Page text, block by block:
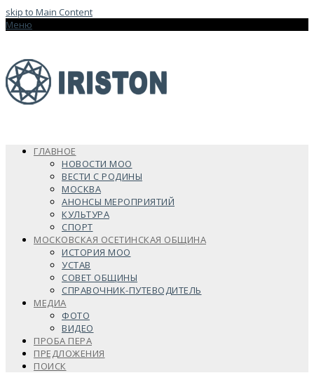
skip to Main Content
Меню
ГЛАВНОЕ
НОВОСТИ МОО
ВЕСТИ С РОДИНЫ
МОСКВА
АНОНСЫ МЕРОПРИЯТИЙ
КУЛЬТУРА
СПОРТ
МОСКОВСКАЯ ОСЕТИНСКАЯ ОБЩИНА
ИСТОРИЯ МОО
УСТАВ
СОВЕТ ОБЩИНЫ
СПРАВОЧНИК-ПУТЕВОДИТЕЛЬ
МЕДИА
ФОТО
ВИДЕО
ПРОБА ПЕРА
ПРЕДЛОЖЕНИЯ
ПОИСК